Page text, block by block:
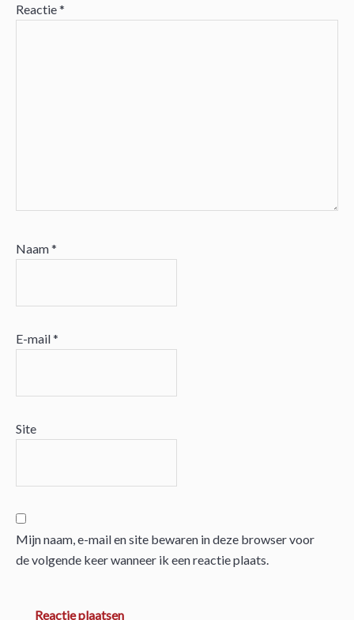
Reactie*
Naam*
E-mail*
Site
Mijn naam, e-mail en site bewaren in deze browser voor
de volgende keer wanneer ik een reactie plaats.